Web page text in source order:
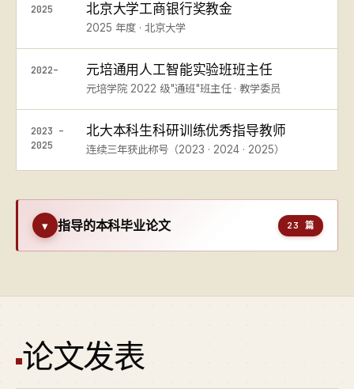
2025 北京大学工商银行奖教金
2025 年度 · 北京大学
2022– 元培通用人工智能实验班班主任
元培学院 2022 级"通班"班主任 · 教学委员
2023 –
2025
北大本科生科研训练优秀指导教师
连续三年获此称号（2023 · 2024 · 2025）
▾ 指导的本科毕业论文 23 篇
论文发表